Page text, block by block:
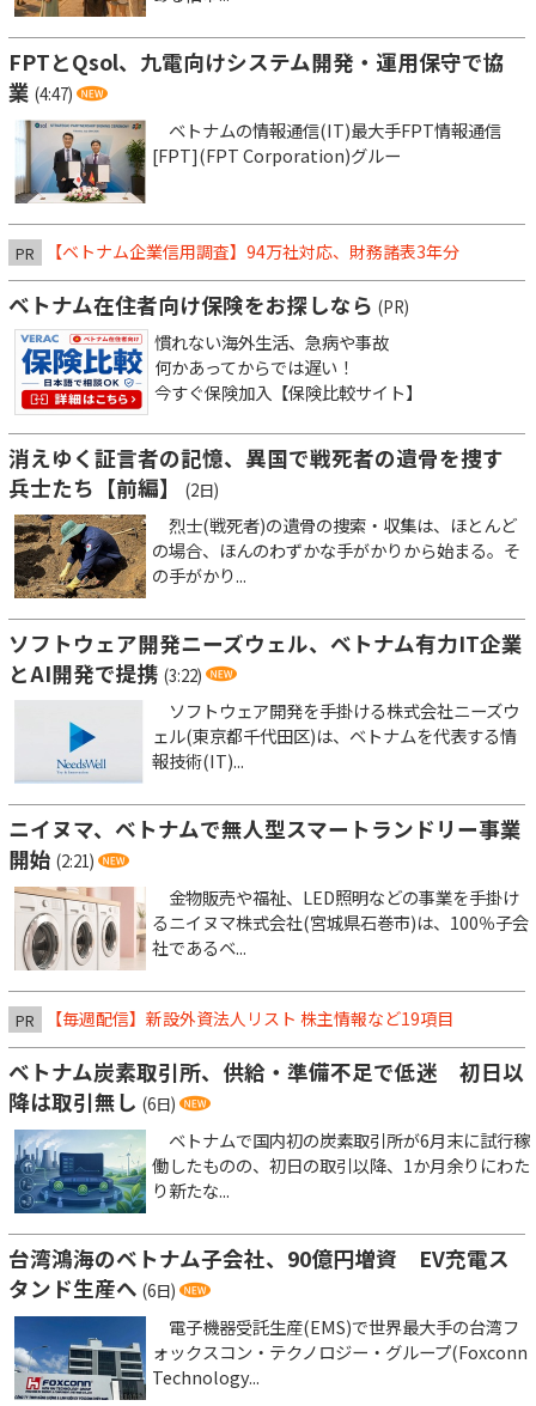
FPTとQsol、九電向けシステム開発・運用保守で協
業 (4:47)
ベトナムの情報通信(IT)最大手FPT情報通信
[FPT](FPT Corporation)グルー
PR 【ベトナム企業信用調査】94万社対応、財務諸表3年分
ベトナム在住者向け保険をお探しなら (PR)
慣れない海外生活、急病や事故
何かあってからでは遅い！
今すぐ保険加入【保険比較サイト】
消えゆく証言者の記憶、異国で戦死者の遺骨を捜す
兵士たち【前編】
(2日)
烈士(戦死者)の遺骨の捜索・収集は、ほとんど
の場合、ほんのわずかな手がかりから始まる。そ
の手がかり...
ソフトウェア開発ニーズウェル、ベトナム有力IT企業
とAI開発で提携 (3:22)
ソフトウェア開発を手掛ける株式会社ニーズウ
ェル(東京都千代田区)は、ベトナムを代表する情
報技術(IT)...
ニイヌマ、ベトナムで無人型スマートランドリー事業
開始 (2:21)
金物販売や福祉、LED照明などの事業を手掛け
るニイヌマ株式会社(宮城県石巻市)は、100％子会
社であるベ...
PR 【毎週配信】新設外資法人リスト 株主情報など19項目
ベトナム炭素取引所、供給・準備不足で低迷 初日以
降は取引無し (6日)
ベトナムで国内初の炭素取引所が6月末に試行稼
働したものの、初日の取引以降、1か月余りにわた
り新たな...
台湾鴻海のベトナム子会社、90億円増資 EV充電ス
タンド生産へ (6日)
電子機器受託生産(EMS)で世界最大手の台湾フ
ォックスコン・テクノロジー・グループ(Foxconn
Technology...